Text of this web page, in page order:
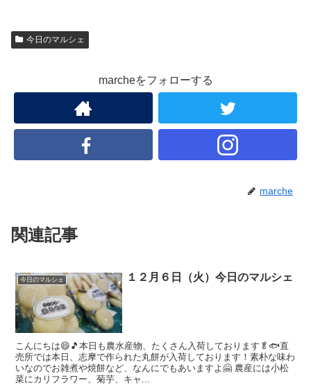
今日のマルシェ
marcheをフォローする
marche
関連記事
今日のマルシェ １２月６日（火）今日のマルシェ
こんにちは😄🎵本日も農水産物、たくさん入荷しております🥬🐟直
売所では本日、志摩で作られた丸餅が入荷しております！素朴な味わ
いなのでお雑煮や焼餅など、なんにでもあいますよ🤗 農産には小松
菜にカリフラワー、菊芋、キャ...